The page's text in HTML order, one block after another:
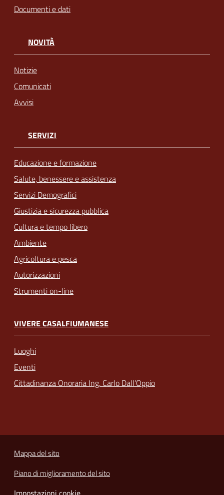
Documenti e dati
NOVITÀ
Notizie
Comunicati
Avvisi
SERVIZI
Educazione e formazione
Salute, benessere e assistenza
Servizi Demografici
Giustizia e sicurezza pubblica
Cultura e tempo libero
Ambiente
Agricoltura e pesca
Autorizzazioni
Strumenti on-line
VIVERE CASALFIUMANESE
Luoghi
Eventi
Cittadinanza Onoraria Ing. Carlo Dall’Oppio
Mappa del sito
Piano di miglioramento del sito